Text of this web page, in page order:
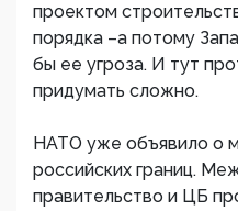
проектом
порядка –а потому
бы ее угроза. И тут
придумать сложно.
НАТО уже объявило о
российских границ.
правительство и ЦБ